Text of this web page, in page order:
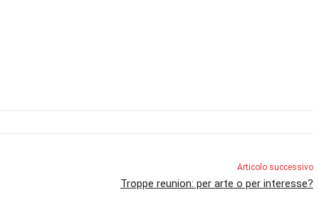
Articolo successivo
Troppe reunion: per arte o per interesse?